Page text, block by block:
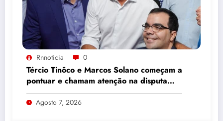
Rnnoticia 0
Tércio Tinôco e Marcos Solano começam a
pontuar e chamam atenção na disputa
pelo Senado
Agosto 7, 2026